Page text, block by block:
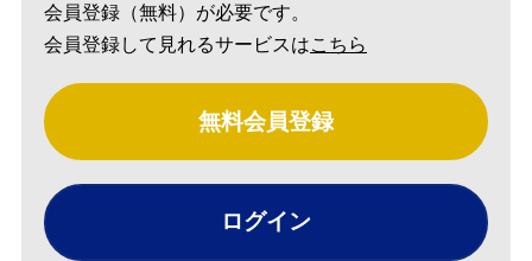
会員登録（無料）が必要です。
会員登録して見れるサービスはこちら
無料会員登録
ログイン